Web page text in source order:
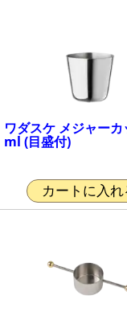
ワダスケ メジャー
ml (目盛付)
カートに入れ